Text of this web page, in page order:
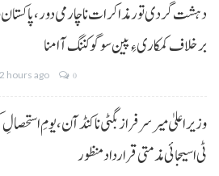
دہشت گردی تور مذاکرات نا چارمی
برخلاف کمکاری ءِ پین سوگو کننگ آ امنا
2 hours ago 0
وزیراعلیٰ میر سرفراز بگٹی نا کنڈ آن،یومِ استحصالِ
ٹی اسیجائی مذمتی قرارداد منظور